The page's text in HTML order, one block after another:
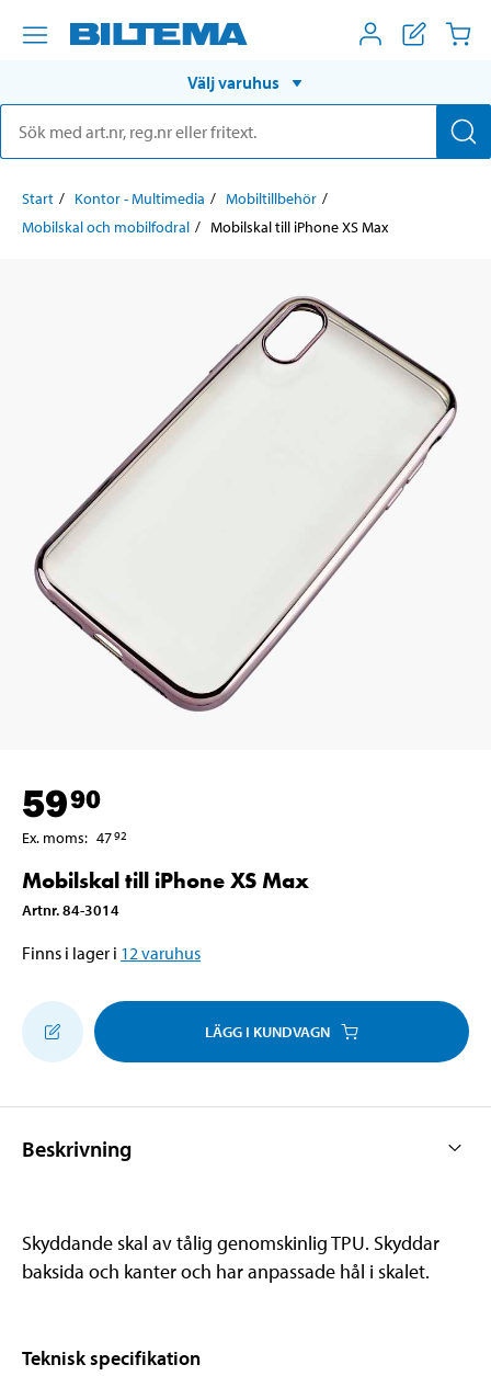
Välj varuhus
Start Kontor - Multimedia
Mobiltillbehör
Mobilskal och mobilfodral
Mobilskal till iPhone XS Max
5990
Ex. moms: 4792
Mobilskal till iPhone XS Max
Artnr.84-3014
Finns i lager i 12 varuhus
LÄGG I KUNDVAGN
Beskrivning
Skyddande skal av tålig genomskinlig TPU. Skyddar
baksida och kanter och har anpassade hål i skalet.
Teknisk specifikation